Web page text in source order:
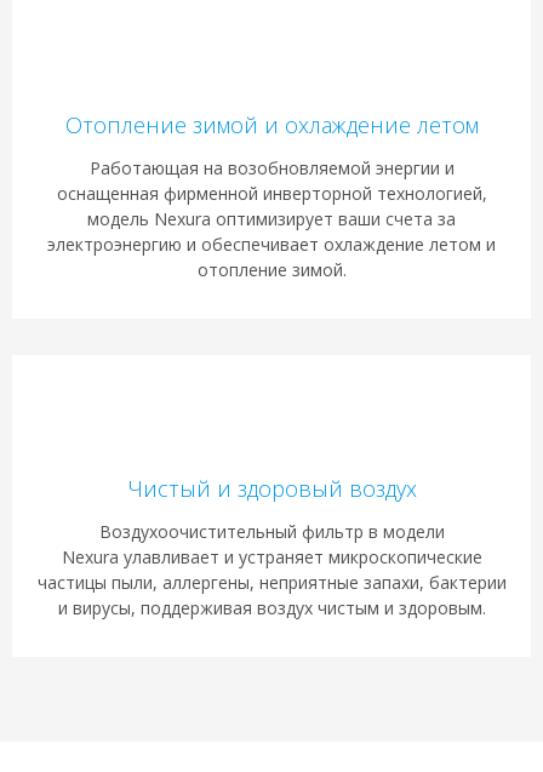
Отопление зимой и охлаждение летом
Работающая на возобновляемой энергии и
оснащенная фирменной инверторной технологией,
модель Nexura оптимизирует ваши счета за
электроэнергию и обеспечивает охлаждение летом и
отопление зимой.
Чистый и здоровый воздух
Воздухоочистительный фильтр в модели
Nexura улавливает и устраняет микроскопические
частицы пыли, аллергены, неприятные запахи, бактерии
и вирусы, поддерживая воздух чистым и здоровым.